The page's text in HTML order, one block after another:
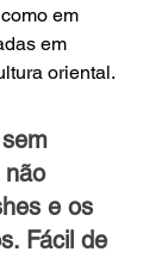
em
em
oriental.
não
e os
Fácil de